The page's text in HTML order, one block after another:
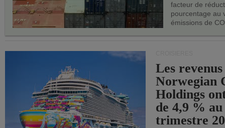
facteur de
pourcentage au
émissions de
Les
Norwegian
Holdings
de 4,9 %
trimestre